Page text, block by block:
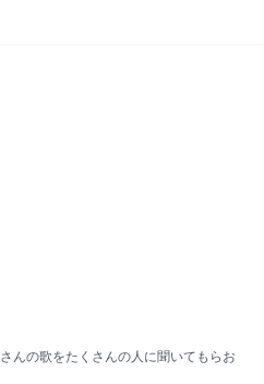
さんの歌をたくさんの人に聞いてもらお